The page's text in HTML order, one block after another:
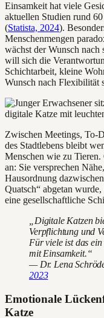
Einsamkeit hat viele
aktuellen Studien rund
(Statista, 2024).
Menschenmengen
wächst der Wunsch
will sich die
Schichtarbeit, kleine
Wunsch nach Flexibilität
Zwischen Meetings, To-
des Stadtlebens bleibt
Menschen wie zu
an: Sie versprechen
Hausordnung
Quatsch“ abgetan
eine gesellschaftliche
„Digitale Katzen
Verpflichtung und
Für viele ist das
mit Einsamkeit.“
— Dr. Lena
2023
Emotionale
Katze